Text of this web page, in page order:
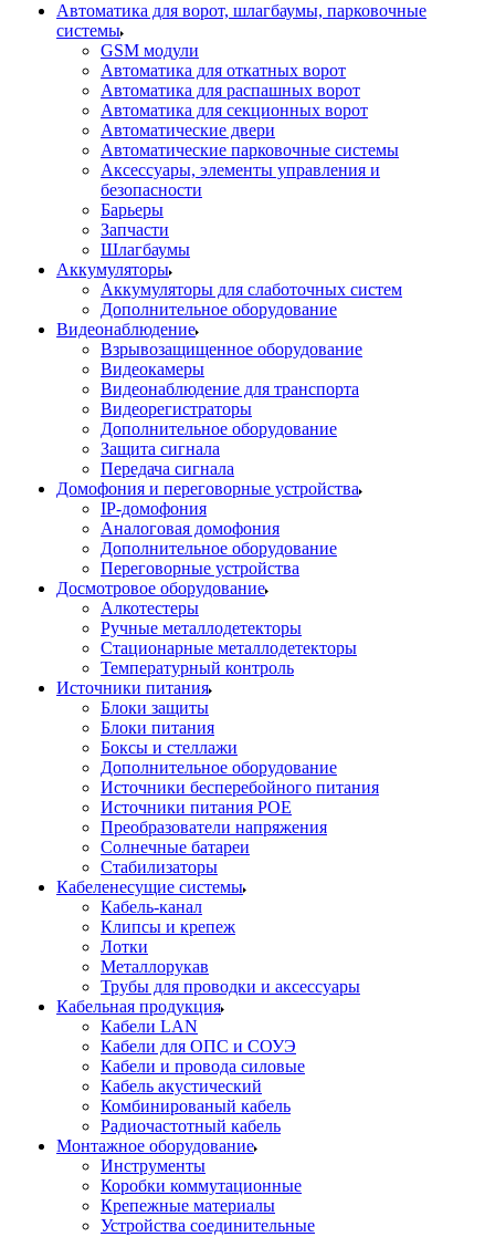
Автоматика для ворот, шлагбаумы, парковочные
системы
GSM модули
Автоматика для откатных ворот
Автоматика для распашных ворот
Автоматика для секционных ворот
Автоматические двери
Автоматические парковочные системы
Аксессуары, элементы управления и
безопасности
Барьеры
Запчасти
Шлагбаумы
Аккумуляторы
Аккумуляторы для слаботочных систем
Дополнительное оборудование
Видеонаблюдение
Взрывозащищенное оборудование
Видеокамеры
Видеонаблюдение для транспорта
Видеорегистраторы
Дополнительное оборудование
Защита сигнала
Передача сигнала
Домофония и переговорные устройства
IP-домофония
Аналоговая домофония
Дополнительное оборудование
Переговорные устройства
Досмотровое оборудование
Алкотестеры
Ручные металлодетекторы
Стационарные металлодетекторы
Температурный контроль
Источники питания
Блоки защиты
Блоки питания
Боксы и стеллажи
Дополнительное оборудование
Источники бесперебойного питания
Источники питания POE
Преобразователи напряжения
Солнечные батареи
Стабилизаторы
Кабеленесущие системы
Кабель-канал
Клипсы и крепеж
Лотки
Металлорукав
Трубы для проводки и аксессуары
Кабельная продукция
Кабели LAN
Кабели для ОПС и СОУЭ
Кабели и провода силовые
Кабель акустический
Комбинированый кабель
Радиочастотный кабель
Монтажное оборудование
Инструменты
Коробки коммутационные
Крепежные материалы
Устройства соединительные